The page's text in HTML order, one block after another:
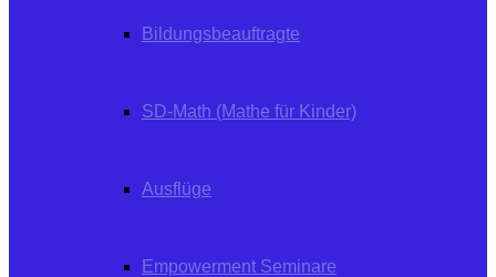
Bildungsbeauftragte
SD-Math (Mathe für Kinder)
Ausflüge
Empowerment Seminare